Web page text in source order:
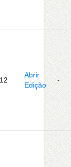
12
Abrir
Edição
-